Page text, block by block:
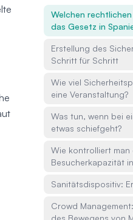
Welchen
das Gesetz in
Erstellung des
Schritt für Schritt
Wie viel
eine Veranstaltung?
Was tun, wenn bei
etwas schiefgeht?
Wie kontrolliert man
Besucherkapazität
Sanitätsdispositiv:
Crowd
des Bewegens von